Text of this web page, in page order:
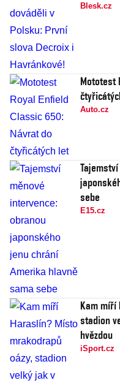
Blesk.cz
Mototest
Auto.cz
sebe
E15.cz
Kam míří
stadion
hvězdou
iSport.cz